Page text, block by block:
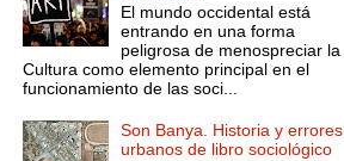
El mundo occidental está
entrando en una forma
peligrosa de menospreciar la
Cultura como elemento principal en el
funcionamiento de las soci...
Son Banya. Historia y errores
urbanos de libro sociológico